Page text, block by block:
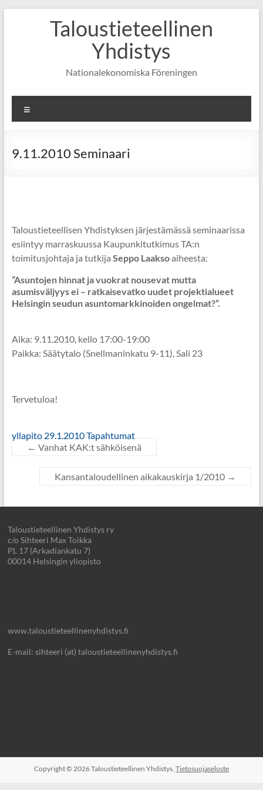
Taloustieteellinen
Yhdistys
Nationalekonomiska Föreningen
9.11.2010 Seminaari
Taloustieteellisen Yhdistyksen järjestämässä seminaarissa
esiintyy marraskuussa Kaupunkitutkimus TA:n
toimitusjohtaja ja tutkija Seppo Laaksoaiheesta:
”Asuntojen hinnat ja vuokrat nousevat mutta
asumisväljyys ei – ratkaisevatko uudet projektialueet
Helsingin seudun asuntomarkkinoiden ongelmat?”.
Aika: 9.11.2010, kello 17:00-19:00
Paikka: Säätytalo (Snellmaninkatu 9-11), Sali 23
Tervetuloa!
yllapito 29.1.2010Tapahtumat
← Vanhat KAK:t sähköisenä
Kansantaloudellinen aikakauskirja 1/2010 →
Taloustieteellinen Yhdistys ry
c/o Sihteeri Max Toikka
PL 17 (Arkadiankatu 7)
00014 Helsingin yliopisto
www.taloustieteellinenyhdistys.fi
E-mail: sihteeri (at) taloustieteellinenyhdistys.fi
Copyright © 2026Taloustieteellinen Yhdistys. Tietosuojaseloste